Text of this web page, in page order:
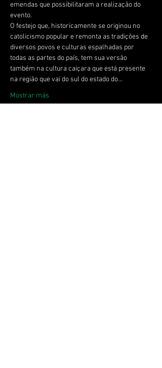
emendas que possibilitaram a realização do
evento.
O festejo que, historicamente se originou no
catolicismo popular e remonta as tradições de
diversos povos e culturas espalhadas por
todas as partes do país, tem sua versão
também na cultura caiçara que está presente
na região que vai do sul do estado do…
Mostrar más